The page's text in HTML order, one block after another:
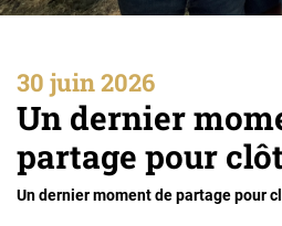
30 juin 2026
Un dernier
partage pour
Un dernier moment de partage pour